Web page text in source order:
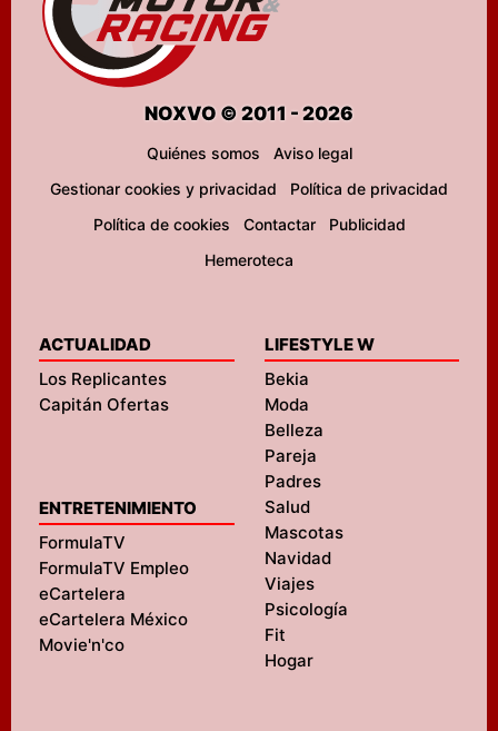
NOXVO © 2011 - 2026
Quiénes somos
Aviso legal
Gestionar cookies y privacidad
Política de privacidad
Política de cookies
Contactar
Publicidad
Hemeroteca
ACTUALIDAD
Los Replicantes
Capitán Ofertas
ENTRETENIMIENTO
FormulaTV
FormulaTV Empleo
eCartelera
eCartelera México
Movie'n'co
LIFESTYLE W
Bekia
Moda
Belleza
Pareja
Padres
Salud
Mascotas
Navidad
Viajes
Psicología
Fit
Hogar